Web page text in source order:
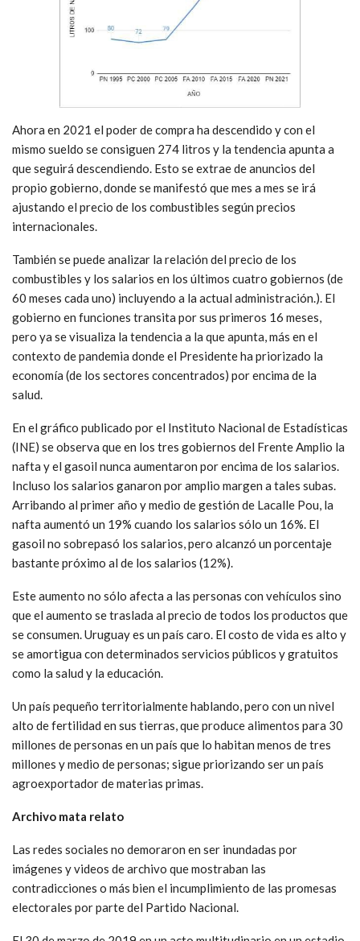
Ahora en 2021 el poder de compra ha descendido y con el
mismo sueldo se consiguen 274 litros y la tendencia apunta a
que seguirá descendiendo. Esto se extrae de anuncios del
propio gobierno, donde se manifestó que mes a mes se irá
ajustando el precio de los combustibles según precios
internacionales.
También se puede analizar la relación del precio de los
combustibles y los salarios en los últimos cuatro gobiernos (de
60 meses cada uno) incluyendo a la actual administración.). El
gobierno en funciones transita por sus primeros 16 meses,
pero ya se visualiza la tendencia a la que apunta, más en el
contexto de pandemia donde el Presidente ha priorizado la
economía (de los sectores concentrados) por encima de la
salud.
En el gráfico publicado por el Instituto Nacional de Estadísticas
(INE) se observa que en los tres gobiernos del Frente Amplio la
nafta y el gasoil nunca aumentaron por encima de los salarios.
Incluso los salarios ganaron por amplio margen a tales subas.
Arribando al primer año y medio de gestión de Lacalle Pou, la
nafta aumentó un 19% cuando los salarios sólo un 16%. El
gasoil no sobrepasó los salarios, pero alcanzó un porcentaje
bastante próximo al de los salarios (12%).
Este aumento no sólo afecta a las personas con vehículos sino
que el aumento se traslada al precio de todos los productos que
se consumen. Uruguay es un país caro. El costo de vida es alto y
se amortigua con determinados servicios públicos y gratuitos
como la salud y la educación.
Un país pequeño territorialmente hablando, pero con un nivel
alto de fertilidad en sus tierras, que produce alimentos para 30
millones de personas en un país que lo habitan menos de tres
millones y medio de personas; sigue priorizando ser un país
agroexportador de materias primas.
Archivo mata relato
Las redes sociales no demoraron en ser inundadas por
imágenes y videos de archivo que mostraban las
contradicciones o más bien el incumplimiento de las promesas
electorales por parte del Partido Nacional.